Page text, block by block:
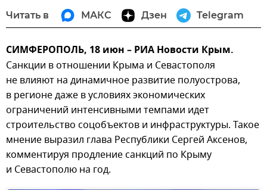
Читать в МАКС Дзен Telegram
СИМФЕРОПОЛЬ, 18 июн – РИА Новости Крым.
Санкции в отношении Крыма и Севастополя
не влияют на динамичное развитие полуострова,
в регионе даже в условиях экономических
ограничений интенсивными темпами идет
строительство соцобъектов и инфраструктуры. Такое
мнение выразил глава Республики Сергей Аксенов,
комментируя продление санкций по Крыму
и Севастополю на год.